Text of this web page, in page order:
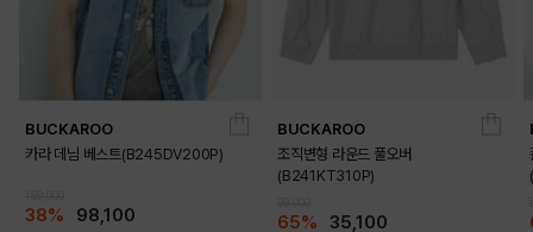
BUCKAROO
카라 데님 베스트(B245DV200P)
38% 98,100
BUCKAROO
조직변형 라운드 풀오버
(B241KT310P)
65% 35,100